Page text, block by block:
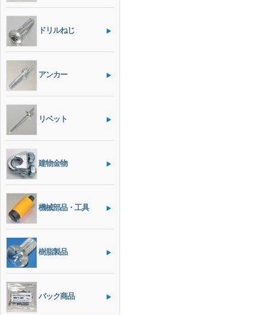
ドリルねじ
アンカー
リベット
建物金物
機械部品・工具
樹脂製品
パック商品